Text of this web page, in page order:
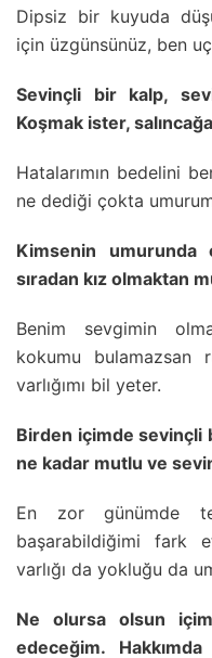
Dipsiz bir kuyuda
için üzgünsünüz, ben
Sevinçli bir kalp,
Koşmak ister,
Hatalarımın bedelini
ne dediği çokta
Kimsenin umurunda
sıradan kız olmaktan
Benim sevgimin
kokumu bulamazsan
varlığımı bil yeter.
Birden içimde sevinçli
ne kadar mutlu ve
En zor günümde
başarabildiğimi fark
varlığı da yokluğu da
Ne olursa olsun
edeceğim.